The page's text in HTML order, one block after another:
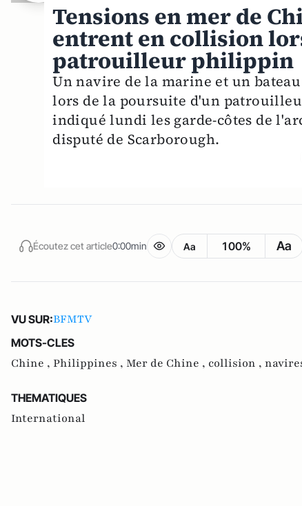
Tensions en mer de
entrent en collision
patrouilleur philippin
Un navire de la marine et un
lors de la poursuite d'un
indiqué lundi les garde-côtes de
disputé de Scarborough.
Écoutez cet article0:00min Aa 100% Aa
VU SUR:BFMTV
MOTS-CLES
Chine , Philippines , Mer de Chine , collision ,
THEMATIQUES
International